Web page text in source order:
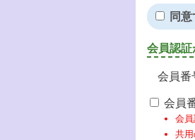
同
会員認証
会員番
会員
会
共